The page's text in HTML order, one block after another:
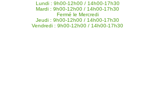
Lundi : 9h00-12h00 / 14h00-17h30
Mardi : 9h00-12h00 / 14h00-17h30
Fermé le Mercredi
Jeudi : 9h00-12h00 / 14h00-17h30
Vendredi : 9h00-12h00 / 14h00-17h30